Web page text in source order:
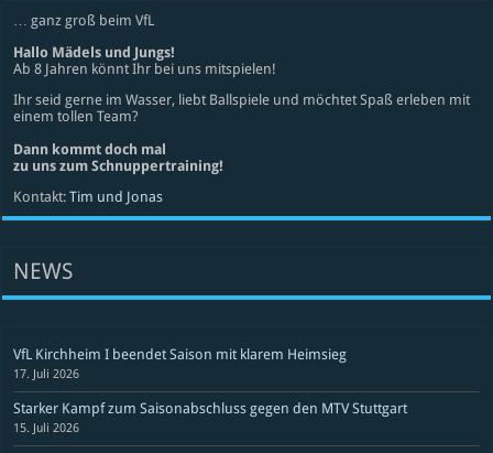
… ganz groß beim VfL
Hallo Mädels und Jungs!
Ab 8 Jahren könnt Ihr bei uns mitspielen!
Ihr seid gerne im Wasser, liebt Ballspiele und möchtet Spaß erleben mit
einem tollen Team?
Dann kommt doch mal
zu uns zum Schnuppertraining!
Kontakt:Tim und Jonas
NEWS
VfL Kirchheim I beendet Saison mit klarem Heimsieg
17. Juli 2026
Starker Kampf zum Saisonabschluss gegen den MTV Stuttgart
15. Juli 2026